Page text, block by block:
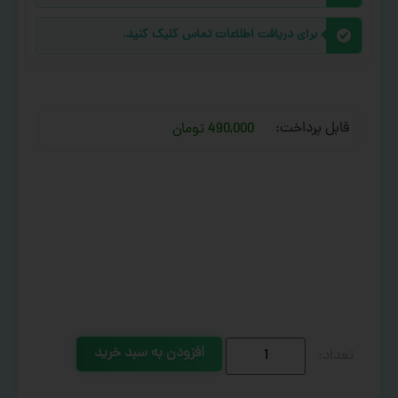
برای دریافت اطلاعات تماس کلیک کنید.
قابل پرداخت: 490,000 تومان
افزودن به سبد خرید